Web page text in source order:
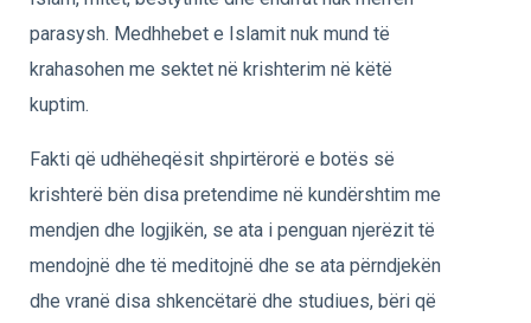
parasysh. Medhhebet e Islamit nuk mund të
krahasohen me sektet në krishterim në këtë
kuptim.
Fakti që udhëheqësit shpirtërorë e botës së
krishterë bën disa pretendime në kundërshtim me
mendjen dhe logjikën, se ata i penguan njerëzit të
mendojnë dhe të meditojnë dhe se ata përndjekën
dhe vranë disa shkencëtarë dhe studiues, bëri që